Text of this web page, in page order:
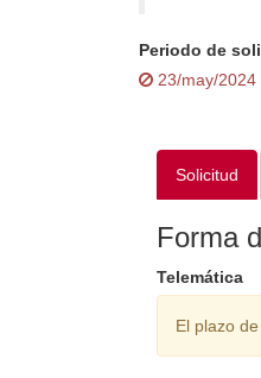
Periodo de
23/may/
Solicitud
Forma
Telemática
El plazo